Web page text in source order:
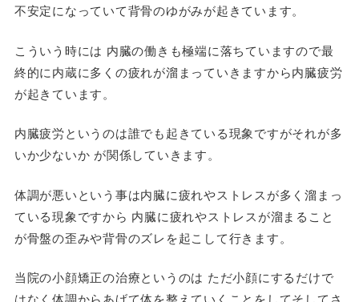
不安定になっていて背骨のゆがみが起きています。
こういう時には 内臓の働きも極端に落ちていますので最
終的に内蔵に多くの疲れが溜まっていきますから内臓疲労
が起きています。
内臓疲労というのは誰でも起きている現象ですがそれが多
いか少ないか が関係していきます。
体調が悪いという事は内臓に疲れやストレスが多く溜まっ
ている現象ですから 内臓に疲れやストレスが溜まること
が骨盤の歪みや背骨のズレを起こして行きます。
当院の小顔矯正の治療というのは ただ小顔にするだけで
はなく体調からあげて体を整えていくことをしてそしてさ